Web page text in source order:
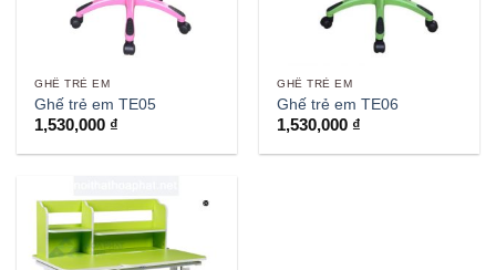
GHẾ TRẺ EM
Ghế trẻ em TE05
1,530,000 ₫
GHẾ TRẺ EM
Ghế trẻ em TE06
1,530,000 ₫